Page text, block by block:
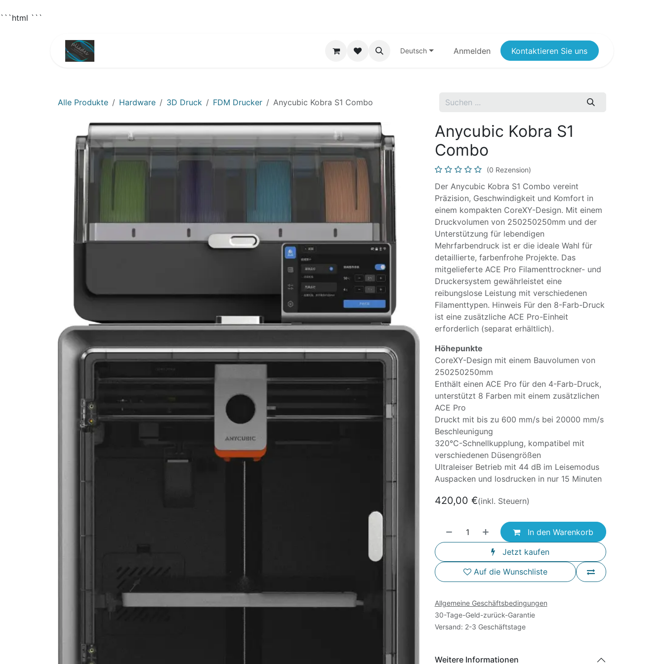
```html ```
Deutsch Anmelden Kontaktieren Sie uns
Alle Produkte Hardware 3D Druck FDM Drucker Anycubic Kobra S1 Combo
Anycubic Kobra S1
Combo
(0 Rezension)
Der Anycubic Kobra S1 Combo vereint
Präzision, Geschwindigkeit und Komfort in
einem kompakten CoreXY-Design. Mit einem
Druckvolumen von 250250250mm und der
Unterstützung für lebendigen
Mehrfarbendruck ist er die ideale Wahl für
detaillierte, farbenfrohe Projekte. Das
mitgelieferte ACE Pro Filamenttrockner- und
Druckersystem gewährleistet eine
reibungslose Leistung mit verschiedenen
Filamenttypen. Hinweis Für den 8-Farb-Druck
ist eine zusätzliche ACE Pro-Einheit
erforderlich (separat erhältlich).
Höhepunkte
CoreXY-Design mit einem Bauvolumen von
250250250mm
Enthält einen ACE Pro für den 4-Farb-Druck,
unterstützt 8 Farben mit einem zusätzlichen
ACE Pro
Druckt mit bis zu 600 mm/s bei 20000 mm/s
Beschleunigung
320°C-Schnellkupplung, kompatibel mit
verschiedenen Düsengrößen
Ultraleiser Betrieb mit 44 dB im Leisemodus
Auspacken und losdrucken in nur 15 Minuten
420,00 €(inkl. Steuern)
In den Warenkorb
Jetzt kaufen
Auf die Wunschliste
Allgemeine Geschäftsbedingungen
30-Tage-Geld-zurück-Garantie
Versand: 2-3 Geschäftstage
Weitere Informationen